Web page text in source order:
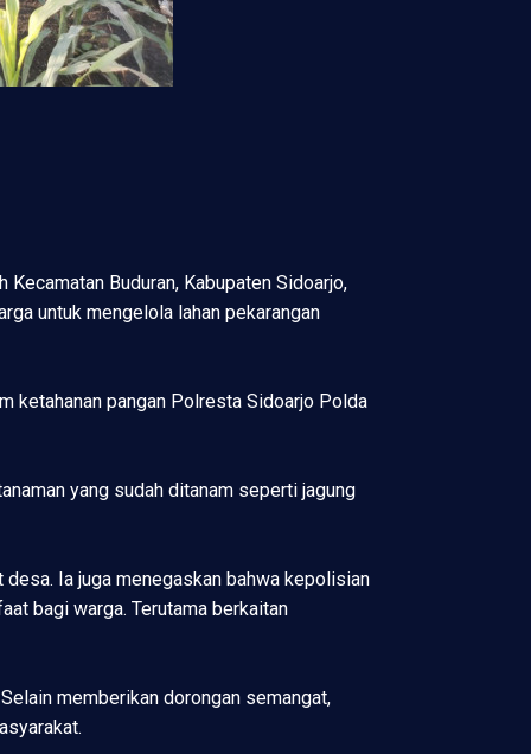
Buduran, Kabupaten Sidoarjo,
untuk mengelola lahan pekarangan
ketahanan pangan Polresta Sidoarjo Polda
yang sudah ditanam seperti jagung
Ia juga menegaskan bahwa kepolisian
bagi warga. Terutama berkaitan
memberikan dorongan semangat,